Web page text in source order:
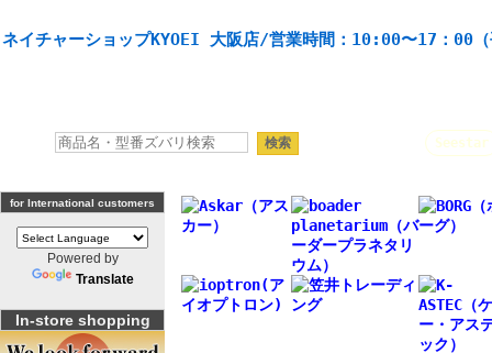
ネイチャーショップKYOEI 大阪店/営業時間：10:00〜17：00（
Seestar
for International customers
Powered by
Translate
In-store shopping